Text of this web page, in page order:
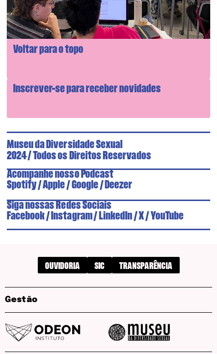
Voltar para o topo
Inscrever-se para receber novidades
Museu da Diversidade Sexual
2024/ Todos os Direitos Reservados
Acompanhe nosso Podcast
Spotify/Apple/ Google/Deezer
Siga nossas Redes Sociais
Facebook/Instagram/ LinkedIn/X/ YouTube
OUVIDORIA SIC TRANSPARÊNCIA
Gestão